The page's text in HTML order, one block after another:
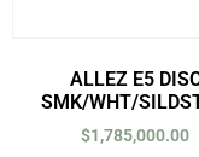
ALLEZ E5
SMK/WHT/
$1,785,000.00